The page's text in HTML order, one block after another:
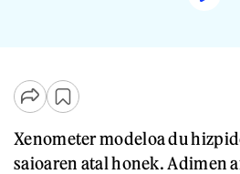
Xenometer modeloa du
saioaren atal honek. Adimen